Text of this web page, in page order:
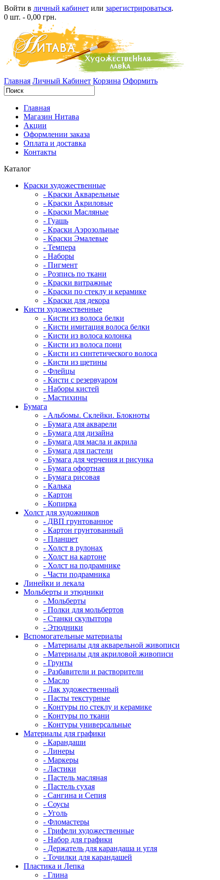
Войти в личный кабинет или зарегистрироваться.
0 шт. - 0,00 грн.
Главная Личный Кабинет Корзина Оформить
Главная
Магазин Нитава
Акции
Оформлении заказа
Оплата и доставка
Контакты
Каталог
Краски художественные
- Краски Акварельные
- Краски Акриловые
- Краски Масляные
- Гуашь
- Краски Аэрозольные
- Краски Эмалевые
- Темпера
- Наборы
- Пигмент
- Розпись по ткани
- Краски витражные
- Краски по стеклу и керамике
- Краски для декора
Кисти художественные
- Кисти из волоса белки
- Кисти имитация волоса белки
- Кисти из волоса колонка
- Кисти из волоса пони
- Кисти из синтетического волоса
- Кисти из щетины
- Флейцы
- Кисти с резервуаром
- Наборы кистей
- Мастихины
Бумага
- Альбомы. Склейки. Блокноты
- Бумага для акварели
- Бумага для дизайна
- Бумага для масла и акрила
- Бумага для пастели
- Бумага для черчения и рисунка
- Бумага офортная
- Бумага рисовая
- Калька
- Картон
- Копирка
Холст для художников
- ДВП грунтованное
- Картон грунтованный
- Планшет
- Холст в рулонах
- Холст на картоне
- Холст на подрамнике
- Части подрамника
Линейки и лекала
Мольберты и этюдники
- Мольберты
- Полки для мольбертов
- Станки скульптора
- Этюдники
Вспомогательные материалы
- Материалы для акварельной живописи
- Материалы для акриловой живописи
- Грунты
- Разбавители и растворители
- Масло
- Лак художественный
- Пасты текстурные
- Контуры по стеклу и керамике
- Контуры по ткани
- Контуры универсальные
Материалы для графики
- Карандаши
- Линеры
- Маркеры
- Ластики
- Пастель масляная
- Пастель сухая
- Сангина и Сепия
- Соусы
- Уголь
- Фломастеры
- Грифели художественные
- Набор для графики
- Держатель для карандаша и угля
- Точилки для карандашей
Пластика и Лепка
- Глина